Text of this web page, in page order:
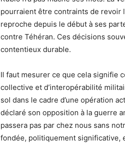
pourraient être contraints de revoir
reproche depuis le début à ses
contre Téhéran. Ces décisions
contentieux durable.
Il faut mesurer ce que cela signifie
collective et d’interopérabilité
sol dans le cadre d’une opération
déclaré son opposition à la guerre
passera pas par chez nous sans
fondée, politiquement significative,